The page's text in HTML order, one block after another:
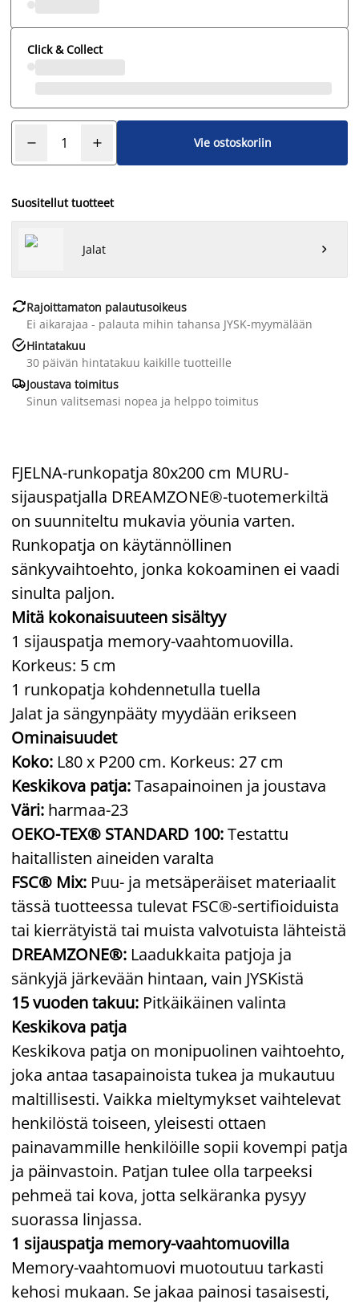
Click & Collect
Vie ostoskoriin
Suositellut tuotteet
Jalat 
Rajoittamaton palautusoikeus
Ei aikarajaa - palauta mihin tahansa JYSK-myymälään
Hintatakuu
30 päivän hintatakuu kaikille tuotteille
Joustava toimitus
Sinun valitsemasi nopea ja helppo toimitus
FJELNA-runkopatja 80x200 cm MURU-
sijauspatjalla DREAMZONE®-tuotemerkiltä
on suunniteltu mukavia yöunia varten.
Runkopatja on käytännöllinen
sänkyvaihtoehto, jonka kokoaminen ei vaadi
sinulta paljon.
Mitä kokonaisuuteen sisältyy
1 sijauspatja memory-vaahtomuovilla.
Korkeus: 5 cm
1 runkopatja kohdennetulla tuella
Jalat ja sängynpääty myydään erikseen
Ominaisuudet
Koko: L80 x P200 cm. Korkeus: 27 cm
Keskikova patja:Tasapainoinen ja joustava
Väri: harmaa-23
OEKO-TEX® STANDARD 100:Testattu
haitallisten aineiden varalta
FSC® Mix: Puu- ja metsäperäiset materiaalit
tässä tuotteessa tulevat FSC®-sertifioiduista
tai kierrätyistä tai muista valvotuista lähteistä
DREAMZONE®: Laadukkaita patjoja ja
sänkyjä järkevään hintaan, vain JYSKistä
15 vuoden takuu: Pitkäikäinen valinta
Keskikova patja
Keskikova patja on monipuolinen vaihtoehto,
joka antaa tasapainoista tukea ja mukautuu
maltillisesti. Vaikka mieltymykset vaihtelevat
henkilöstä toiseen, yleisesti ottaen
painavammille henkilöille sopii kovempi patja
ja päinvastoin. Patjan tulee olla tarpeeksi
pehmeä tai kova, jotta selkäranka pysyy
suorassa linjassa.
1 sijauspatja memory-vaahtomuovilla
Memory-vaahtomuovi muotoutuu tarkasti
kehosi mukaan. Se jakaa painosi tasaisesti,